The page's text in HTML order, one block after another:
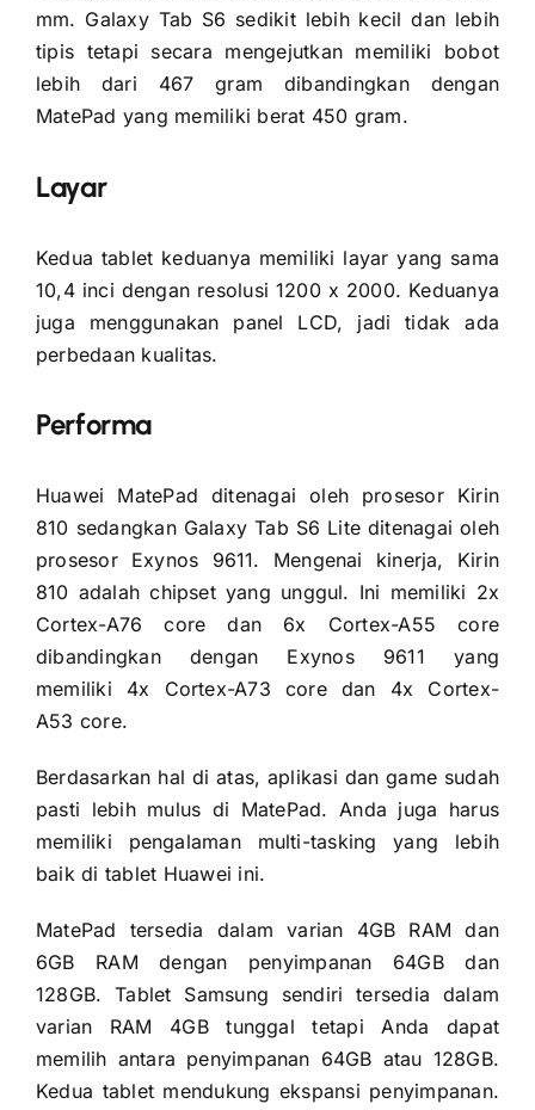
mm. Galaxy Tab S6 sedikit lebih kecil dan lebih
tipis tetapi secara mengejutkan memiliki bobot
lebih dari 467 gram dibandingkan dengan
MatePad yang memiliki berat 450 gram.
Layar
Kedua tablet keduanya memiliki layar yang sama
10,4 inci dengan resolusi 1200 x 2000. Keduanya
juga menggunakan panel LCD, jadi tidak ada
perbedaan kualitas.
Performa
Huawei MatePad ditenagai oleh prosesor Kirin
810 sedangkan Galaxy Tab S6 Lite ditenagai oleh
prosesor Exynos 9611. Mengenai kinerja, Kirin
810 adalah chipset yang unggul. Ini memiliki 2x
Cortex-A76 core dan 6x Cortex-A55 core
dibandingkan dengan Exynos 9611 yang
memiliki 4x Cortex-A73 core dan 4x Cortex-
A53 core.
Berdasarkan hal di atas, aplikasi dan game sudah
pasti lebih mulus di MatePad. Anda juga harus
memiliki pengalaman multi-tasking yang lebih
baik di tablet Huawei ini.
MatePad tersedia dalam varian 4GB RAM dan
6GB RAM dengan penyimpanan 64GB dan
128GB. Tablet Samsung sendiri tersedia dalam
varian RAM 4GB tunggal tetapi Anda dapat
memilih antara penyimpanan 64GB atau 128GB.
Kedua tablet mendukung ekspansi penyimpanan.